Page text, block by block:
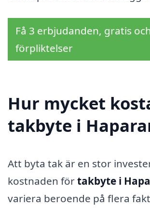
Få 3 erbjudanden, gratis
förpliktelser
Hur mycket
takbyte i
Att byta tak är en stor
kostnaden förtakbyte i
variera beroende på flera